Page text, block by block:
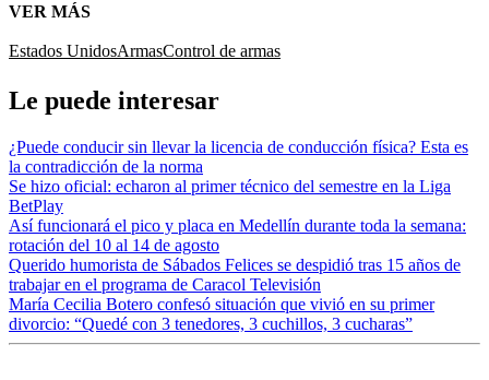
VER MÁS
Estados UnidosArmasControl de armas
Le puede interesar
¿Puede conducir sin llevar la licencia de conducción física? Esta es
la contradicción de la norma
Se hizo oficial: echaron al primer técnico del semestre en la Liga
BetPlay
Así funcionará el pico y placa en Medellín durante toda la semana:
rotación del 10 al 14 de agosto
Querido humorista de Sábados Felices se despidió tras 15 años de
trabajar en el programa de Caracol Televisión
María Cecilia Botero confesó situación que vivió en su primer
divorcio: “Quedé con 3 tenedores, 3 cuchillos, 3 cucharas”